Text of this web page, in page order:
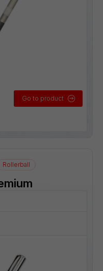
Go to product
Rollerball